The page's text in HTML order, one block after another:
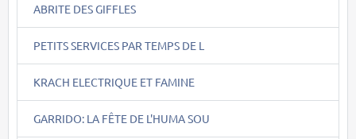
ABRITE DES GIFFLES
PETITS SERVICES PAR TEMPS DE L
KRACH ELECTRIQUE ET FAMINE
GARRIDO: LA FÊTE DE L'HUMA SOU